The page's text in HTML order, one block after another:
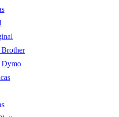
Brother
Dymo